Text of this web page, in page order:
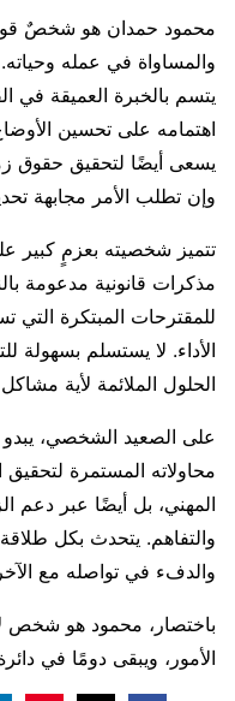
محمود حمدان هو شخصٌ
والمساواة في عمله
يتسم بالخبرة العميقة في
اهتمامه على تحسين
يسعى أيضًا لتحقيق حقوق
وإن تطلب الأمر مجابهة
تتميز شخصيته بعزمٍ كبير
مذكرات قانونية مدعومة
للمقترحات المبتكرة التي
الأداء. لا يستسلم بسهولة
الحلول الملائمة لأية
على الصعيد الشخصي،
محاولاته المستمرة
المهني، بل أيضًا عبر دعم
والتفاهم. يتحدث بكل
والدفء في تواصله مع
باختصار، محمود هو شخص
الأمور، ويبقى دومًا في